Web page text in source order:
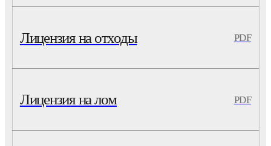
Лицензия на отходы PDF
Лицензия на лом PDF